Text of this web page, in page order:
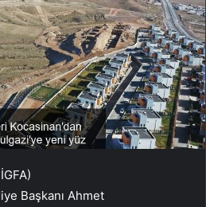
Başkanı Ahmet